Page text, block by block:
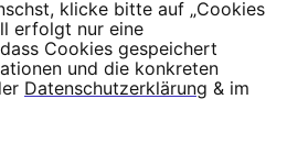
Publikationen
der MäßigungTTRex | Juli
klicke bitte auf „Cookies
erfolgt nur eine
Cookies gespeichert
und die konkreten
Datenschutzerklärung & im